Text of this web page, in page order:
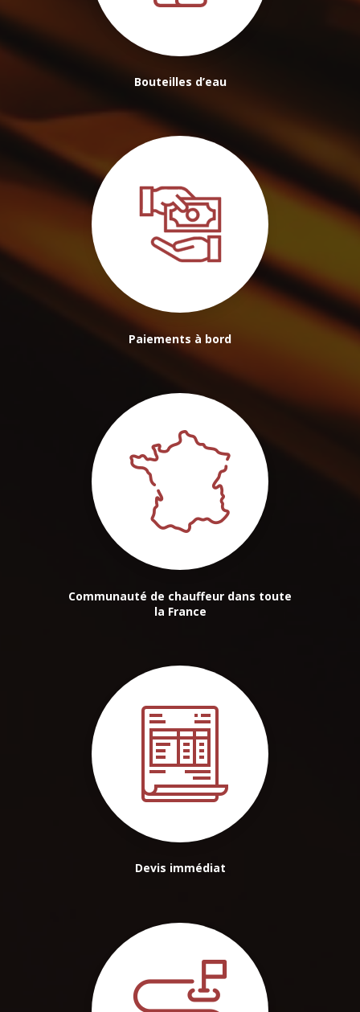
Bouteilles d’eau
Paiements à bord
Communauté de chauffeur dans toute
la France
Devis immédiat